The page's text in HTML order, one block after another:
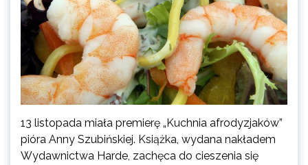
13 listopada miała premierę „Kuchnia afrodyzjaków”
pióra Anny Szubińskiej. Książka, wydana nakładem
Wydawnictwa Harde, zachęca do cieszenia się